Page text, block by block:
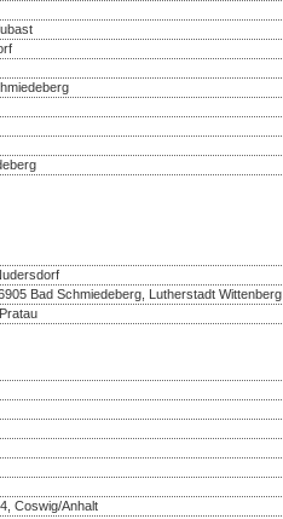
Bad Schmiedeberg, Lutherstadt Wittenberg
Coswig/Anhalt